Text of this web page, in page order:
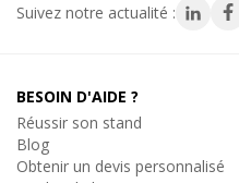
rapide.
Structure aluminium en finition
pour vos grils auto-portés,
Suivez notre actualité :
BESOIN D'AIDE ?
Réussir son stand
Blog
Obtenir un devis personnalisé